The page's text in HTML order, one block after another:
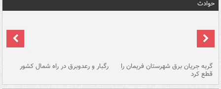
حوادث
گربه جریان برق شهرستان فریمان را
قطع کرد
رگبار و رعدوبرق در راه شمال کشور